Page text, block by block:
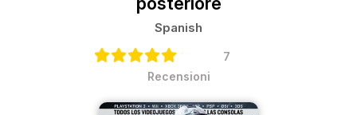
Spanish
7
Recensioni